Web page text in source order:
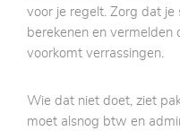
voor je regelt. Zorg dat
berekenen en vermelden
voorkomt verrassingen.
Wie dat niet doet, ziet
moet alsnog btw en